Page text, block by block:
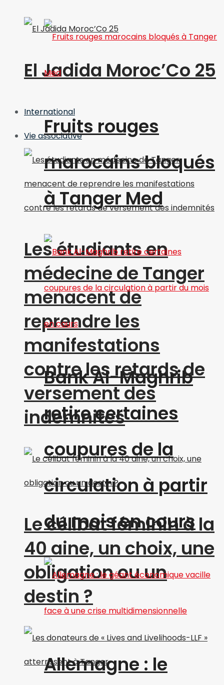
El Jadida Moroc’Co 25
International
Vie associative
Les étudiants en
médecine de Tanger
menacent de
reprendre les
manifestations
contre les retards de
versement des
indemnités
Le célibat féminin à la
40 aine, un choix, une
obligation ou un
destin ?
Fruits rouges
marocains bloqués
à Tanger Med
Bank Al-Maghrib
retire certaines
coupures de la
circulation à partir
du mois en cours
Allemagne : le